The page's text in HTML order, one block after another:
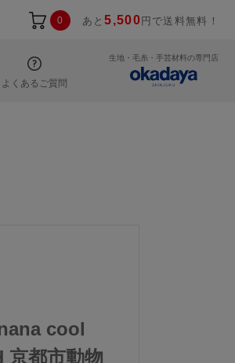
0 あと5,500 円で送料無料！
よくあるご質問
生地・毛糸・手芸材料の専門店
cool
京都市動物